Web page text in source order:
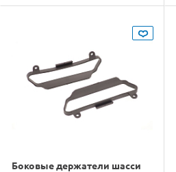
Боковые держатели шасси